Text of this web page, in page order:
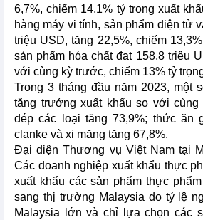
6,7%, chiếm 14,1% tỷ trọng xuất
hàng máy vi tính, sản phẩm điện tử
triệu USD, tăng 22,5%, chiếm
sản phẩm hóa chất đạt 158,8 triệu
với cùng kỳ trước, chiếm 13% tỷ
Trong 3 tháng đầu năm 2023, một
tăng trưởng xuất khẩu so với
dép các loại tăng 73,9%; thức ăn
clanke và xi măng tăng 67,8%.
Đại diện Thương vụ Việt Nam tại
Các doanh nghiệp xuất khẩu thực
xuất khẩu các sản phẩm thực
sang thị trường Malaysia do tỷ lệ
Malaysia lớn và chỉ lựa chọn các